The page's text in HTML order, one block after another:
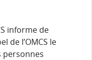
informe de
de l’OMCS le
personnes